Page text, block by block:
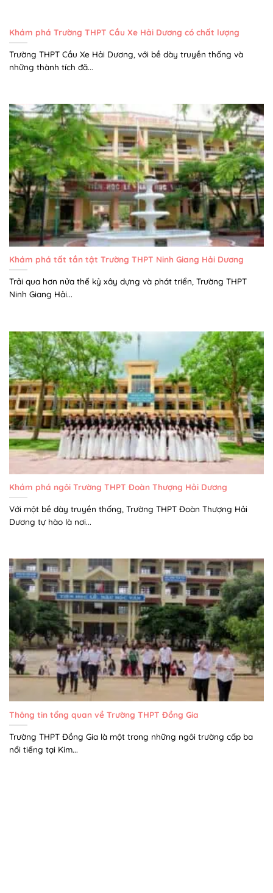
Khám phá Trường THPT Cầu Xe Hải Dương có chất lượng
Trường THPT Cầu Xe Hải Dương, với bề dày truyền thống và
những thành tích đã...
Khám phá tất tần tật Trường THPT Ninh Giang Hải Dương
Trải qua hơn nửa thế kỷ xây dựng và phát triển, Trường THPT
Ninh Giang Hải...
Khám phá ngôi Trường THPT Đoàn Thượng Hải Dương
Với một bề dày truyền thống, Trường THPT Đoàn Thượng Hải
Dương tự hào là nơi...
Thông tin tổng quan về Trường THPT Đồng Gia
Trường THPT Đồng Gia là một trong những ngôi trường cấp ba
nổi tiếng tại Kim...